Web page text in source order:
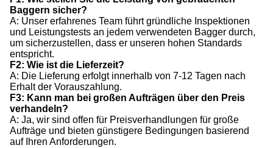
Baggern sicher?
A: Unser erfahrenes Team führt gründliche Inspektionen
und Leistungstests an jedem verwendeten Bagger durch,
um sicherzustellen, dass er unseren hohen Standards
entspricht.
F2: Wie ist die Lieferzeit?
A: Die Lieferung erfolgt innerhalb von 7-12 Tagen nach
Erhalt der Vorauszahlung.
F3: Kann man bei großen Aufträgen über den Preis
verhandeln?
A: Ja, wir sind offen für Preisverhandlungen für große
Aufträge und bieten günstigere Bedingungen basierend
auf Ihren Anforderungen.